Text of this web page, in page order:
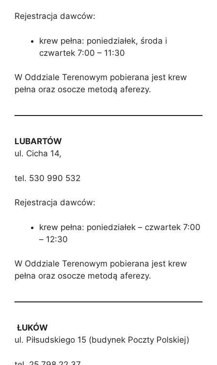
Rejestracja dawców:
krew pełna: poniedziałek, środa i
czwartek 7:00 – 11:30
W Oddziale Terenowym pobierana jest krew
pełna oraz osocze metodą aferezy.
LUBARTÓW
ul. Cicha 14,
tel. 530 990 532
Rejestracja dawców:
krew pełna: poniedziałek – czwartek 7:00
– 12:30
W Oddziale Terenowym pobierana jest krew
pełna oraz osocze metodą aferezy.
ŁUKÓW
ul. Piłsudskiego 15 (budynek Poczty Polskiej)